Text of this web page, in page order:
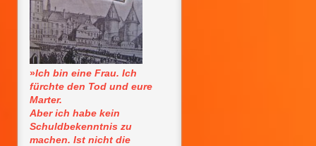
»Ich bin eine Frau. Ich
fürchte den Tod und eure
Marter.
Aber ich habe kein
Schuldbekenntnis zu
machen. Ist nicht die